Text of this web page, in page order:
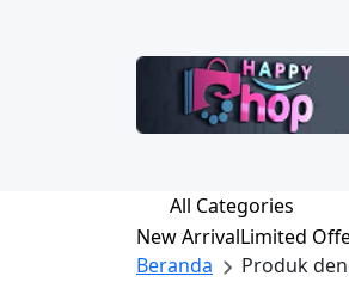
All Categories
New ArrivalLimited
Beranda
Produk